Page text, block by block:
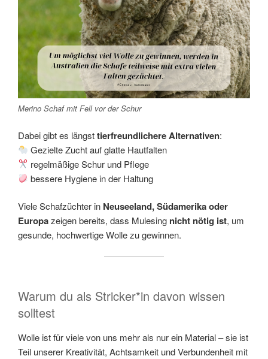
Merino Schaf mit Fell vor der Schur
Dabei gibt es längsttierfreundlichere Alternativen:
Gezielte Zucht auf glatte Hautfalten
regelmäßige Schur und Pflege
bessere Hygiene in der Haltung
Viele Schafzüchter in Neuseeland, Südamerika oder
Europazeigen bereits, dass Mulesing nicht nötig ist, um
gesunde, hochwertige Wolle zu gewinnen.
Warum du als Stricker*in davon wissen
solltest
Wolle ist für viele von uns mehr als nur ein Material – sie ist
Teil unserer Kreativität, Achtsamkeit und Verbundenheit mit